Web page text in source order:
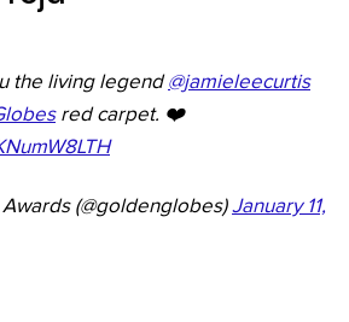
the living legend@jamieleecurtis
red carpet. ❤️
(@goldenglobes)January 11,